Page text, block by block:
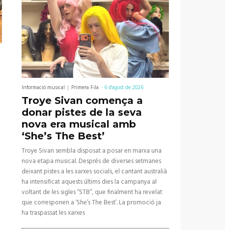
Informació musical Primera Fila -6 d'agost de 2026
Troye Sivan comença a
donar pistes de la seva
nova era musical amb
‘She’s The Best’
Troye Sivan sembla disposat a posar en marxa una
nova etapa musical. Després de diverses setmanes
deixant pistes a les xarxes socials, el cantant australià
ha intensificat aquests últims dies la campanya al
voltant de les sigles “STB”, que finalment ha revelat
que corresponen a ‘She’s The Best’. La promoció ja
ha traspassat les xarxes